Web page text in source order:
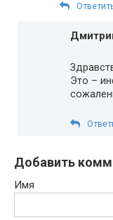
Это –
Добавить
Имя